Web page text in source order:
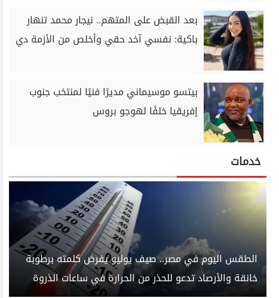
بعد القبض على المتهم.. نيجار محمد تنهار
باكية: نفسي آخد حقي وأخلص من الأزمة دي
بيتسو موسيماني مديرًا فنيًا لمنتخب جنوب
إفريقيا خلفًا لهوجو بروس
خدمات
الطقس اليوم في مصر.. صيف يوليو يفرض كلمته برطوبة
خانقة والأرصاد تدعو للحذر من الحرارة في ساعات الذروة